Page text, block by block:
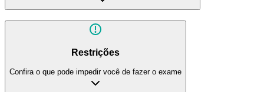
Restrições
Confira o que pode impedir você de fazer o exame